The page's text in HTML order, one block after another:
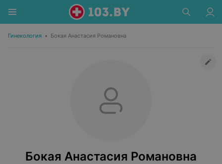
Гинекология • Бокая Анастасия Романовна
Бокая Анастасия Романовна